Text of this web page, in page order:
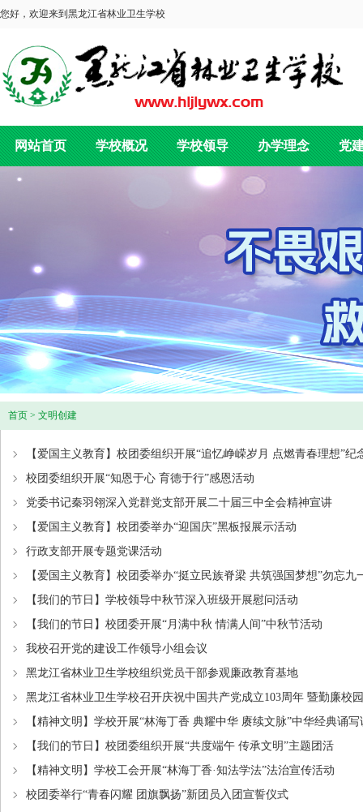
您好，欢迎来到黑龙江省林业卫生学校
网站首页 学校概况 学校领导 办学理念 党
首页 > 文明创建
【爱国主义教育】校团委组织开展“追忆峥嵘岁月 点燃青春理想”纪
校团委组织开展“知恩于心 育德于行”感恩活动
党委书记秦羽翎深入党群党支部开展二十届三中全会精神宣讲
【爱国主义教育】校团委举办“迎国庆”黑板报展示活动
行政支部开展专题党课活动
【爱国主义教育】校团委举办“挺立民族脊梁 共筑强国梦想”勿忘
【我们的节日】学校领导中秋节深入班级开展慰问活动
【我们的节日】校团委开展“月满中秋 情满人间”中秋节活动
我校召开党的建设工作领导小组会议
黑龙江省林业卫生学校组织党员干部参观廉政教育基地
黑龙江省林业卫生学校召开庆祝中国共产党成立103周年 暨勤廉校
【精神文明】学校开展“林海丁香 典耀中华 赓续文脉”中华经典诵
【我们的节日】校团委组织开展“共度端午 传承文明”主题团活
【精神文明】学校工会开展“林海丁香·知法学法”法治宣传活动
校团委举行“青春闪耀 团旗飘扬”新团员入团宣誓仪式